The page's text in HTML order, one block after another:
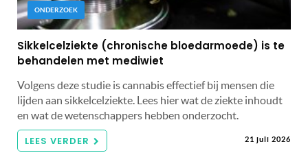
ONDERZOEK
Sikkelcelziekte (chronische bloedarmoede) is te
behandelen met mediwiet
Volgens deze studie is cannabis effectief bij mensen die
lijden aan sikkelcelziekte. Lees hier wat de ziekte inhoudt
en wat de wetenschappers hebben onderzocht.
LEES VERDER 21 juli 2026